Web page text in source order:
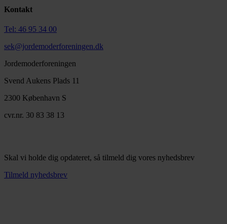
Kontakt
Tel: 46 95 34 00
sek@jordemoderforeningen.dk
Jordemoderforeningen
Svend Aukens Plads 11
2300 København S
cvr.nr. 30 83 38 13
Skal vi holde dig opdateret, så tilmeld dig vores nyhedsbrev
Tilmeld nyhedsbrev